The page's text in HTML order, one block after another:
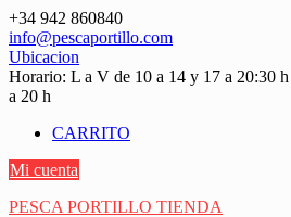
Saltar
contenido
+34 942 860840
info@pescaportillo.com
Ubicacion
Horario: L a V de 10 a 14 y 17 a 20:30 h
a 20 h
CARRITO
Mi cuenta
PESCA PORTILLO TIENDA